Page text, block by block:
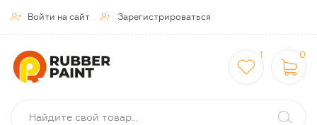
 Войти на сайт  Зарегистрироваться
1

0

